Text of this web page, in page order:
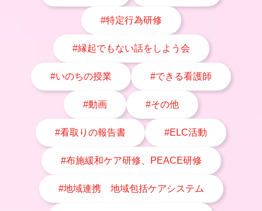
#特定行為研修
#縁起でもない話をしよう会
#いのちの授業 #できる看護師
#動画 #その他
#看取りの報告書 #ELC活動
#布施緩和ケア研修、PEACE研修
#地域連携 地域包括ケアシステム